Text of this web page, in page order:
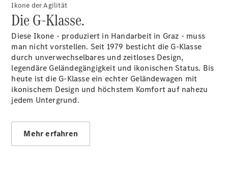
Alle SUVs
EQA
Elektrisch
EQE
SUV
Elektrisch
EQS
Elektrisch
Maybach
Ikone der Agilität
Die G-Klasse.
Diese Ikone - produziert in Handarbeit in Graz - muss
man nicht vorstellen. Seit 1979 besticht die G-Klasse
durch unverwechselbares und zeitloses Design,
legendäre Geländegängigkeit und ikonischen Status. Bis
heute ist die G-Klasse ein echter Geländewagen mit
ikonischem Design und höchstem Komfort auf nahezu
jedem Untergrund.
Mehr erfahren